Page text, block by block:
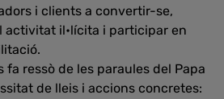
i clients a convertir-se,
activitat il•lícita i participar en
fa ressò de les paraules del Papa
de lleis i accions concretes: